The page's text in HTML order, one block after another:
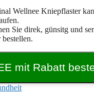
ist:
17,95 €.
Wellnee Kniepflaster
Sie direk, günsitg und
mit Rabatt